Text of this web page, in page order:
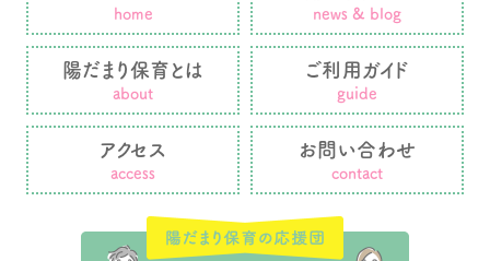
home news & blog
陽だまり保育とは
about
ご利用ガイド
guide
アクセス
access
お問い合わせ
contact